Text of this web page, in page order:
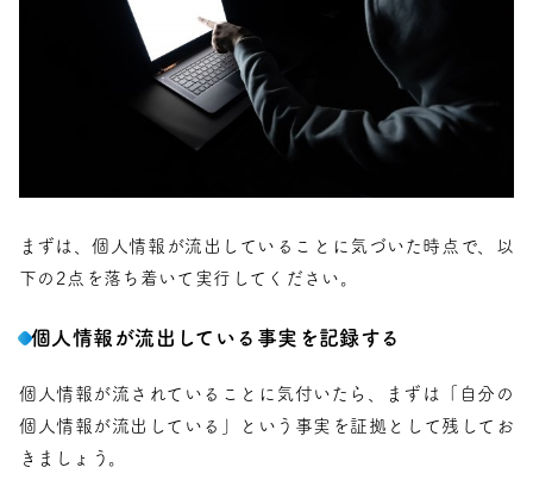
まずは、個人情報が流出していることに気づいた時点で、以
下の2点を落ち着いて実行してください。
個人情報が流出している事実を記録する
個人情報が流されていることに気付いたら、まずは「自分の
個人情報が流出している」という事実を証拠として残してお
きましょう。